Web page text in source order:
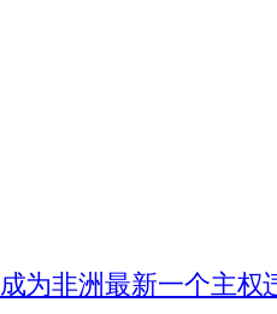
为非洲最新一个主权